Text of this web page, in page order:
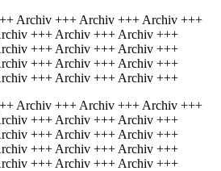
Archiv +++ Archiv +++ Archiv +++
+++ Archiv +++ Archiv +++
+++ Archiv +++ Archiv +++
+++ Archiv +++ Archiv +++
+++ Archiv +++ Archiv +++
Archiv +++ Archiv +++ Archiv +++
+++ Archiv +++ Archiv +++
+++ Archiv +++ Archiv +++
+++ Archiv +++ Archiv +++
+++ Archiv +++ Archiv +++